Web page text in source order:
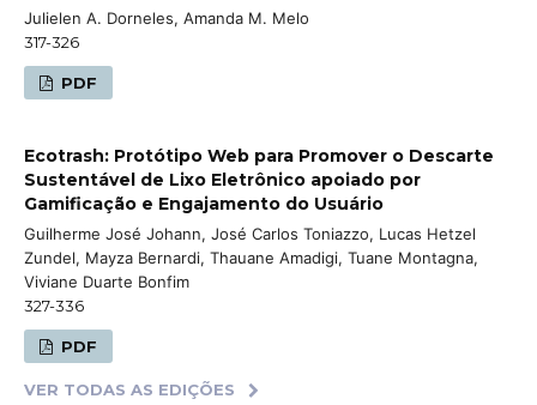
Julielen A. Dorneles, Amanda M. Melo
317-326
PDF
Ecotrash: Protótipo Web para Promover o Descarte
Sustentável de Lixo Eletrônico apoiado por
Gamificação e Engajamento do Usuário
Guilherme José Johann, José Carlos Toniazzo, Lucas Hetzel
Zundel, Mayza Bernardi, Thauane Amadigi, Tuane Montagna,
Viviane Duarte Bonfim
327-336
PDF
VER TODAS AS EDIÇÕES